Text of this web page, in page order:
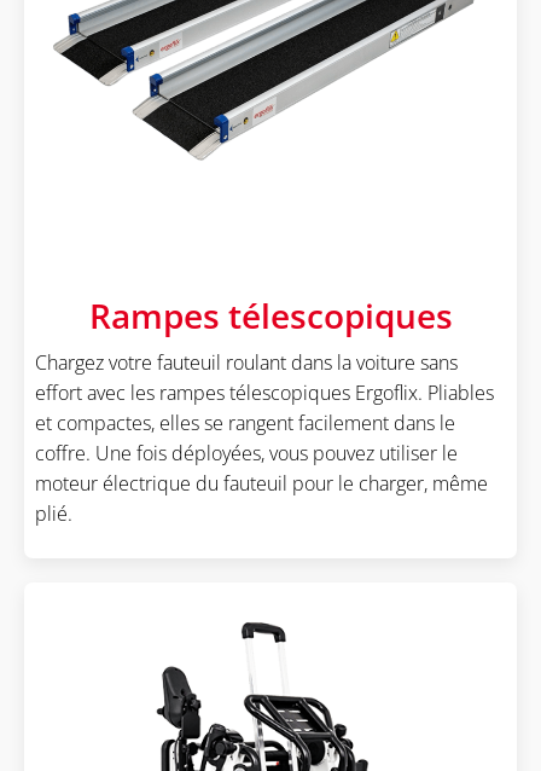
Rampes télescopiques
Chargez votre fauteuil roulant dans la voiture sans
effort avec les rampes télescopiques Ergoflix. Pliables
et compactes, elles se rangent facilement dans le
coffre. Une fois déployées, vous pouvez utiliser le
moteur électrique du fauteuil pour le charger, même
plié.